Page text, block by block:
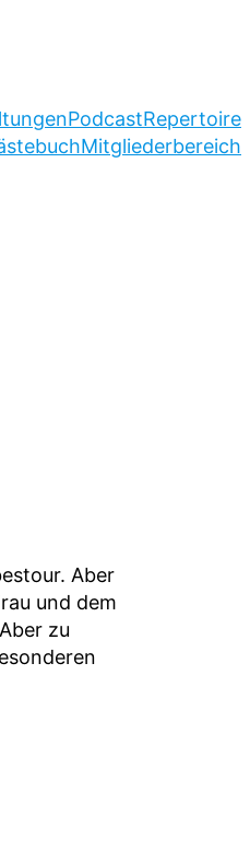
PodcastRepertoire
Mitgliederbereich
Aber
und dem
zu